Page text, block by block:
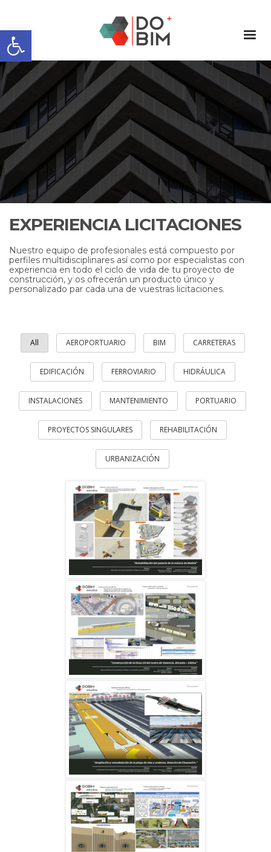
Abrir barra de herramientas
EXPERIENCIA LICITACIONES
Nuestro equipo de profesionales está compuesto por
perfiles multidisciplinares así como por especialistas con
experiencia en todo el ciclo de vida de tu proyecto de
construcción, y os ofrecerán un producto único y
personalizado par cada una de vuestras licitaciones.
All AEROPORTUARIO BIM CARRETERAS
EDIFICACIÓN FERROVIARIO HIDRÁULICA
INSTALACIONES MANTENIMIENTO PORTUARIO
PROYECTOS SINGULARES REHABILITACIÓN
URBANIZACIÓN